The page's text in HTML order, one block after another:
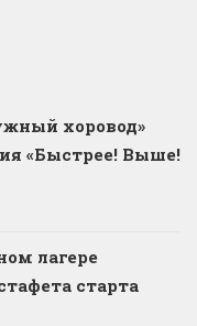
хоровод»
«Быстрее! Выше!
лагере
старта